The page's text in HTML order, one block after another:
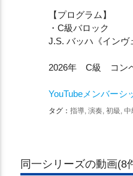
【プログラム】
・C級バロック
J.S. バッハ《インヴ
2026年 C級 コン
YouTubeメンバーシ
タグ： 指導, 演奏, 初級,
同一シリーズの動画(8